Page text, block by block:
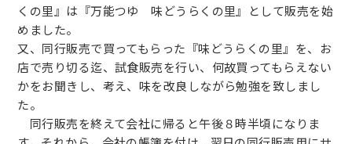
くの里』は『万能つゆ 味どうらくの里』として販売を始
めました。
又、同行販売で買ってもらった『味どうらくの里』を、お
店で売り切る迄、試食販売を行い、何故買ってもらえない
かをお聞きし、考え、味を改良しながら勉強を致しまし
た。
同行販売を終えて会社に帰ると午後８時半頃になりま